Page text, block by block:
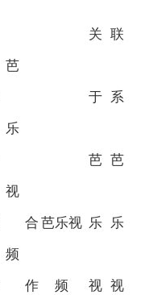
芭
乐
视
频
合
作
芭乐视
频
关
于
芭
乐
视
联
系
芭
乐
视